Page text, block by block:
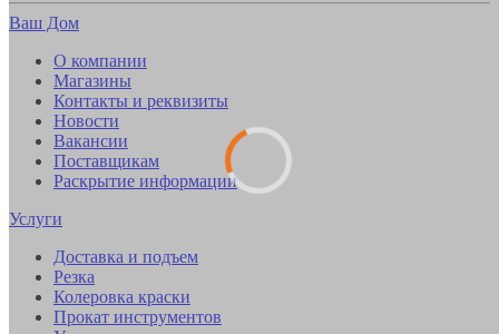
Ваш Дом
О компании
Магазины
Контакты и реквизиты
Новости
Вакансии
Поставщикам
Раскрытие информации
Услуги
Доставка и подъем
Резка
Колеровка краски
Прокат инструментов